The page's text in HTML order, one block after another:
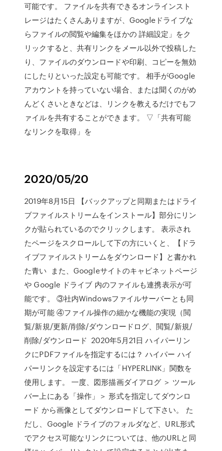
可能です。 ファイルを共有できるオンラインスト
レージはたくさんありますが、Googleドライブな
らファイルの閲覧や編集をほかの 詳細設定」をク
リックすると、共有リンクをメール以外で投稿した
り、ファイルのダウンロードや印刷、コピーを無効
にしたりといった設定も可能です。 相手がGoogle
アカウントを持っていない場合、または聞くのがめ
んどくさいときなどは、リンクを教えるだけでもフ
ァイルを共有することができます。 ▽「共有可能
なリンクを取得」を
2020/05/20
2019年8月15日 【バックアップと同期またはドライ
ブファイルストリームをインストール】部分にリン
クが貼られているのでクリックします。 表示され
たページをスクロールして下の方にいくと、【ドラ
イブファイルストリームをダウンロード】と書かれ
た青い また、Googleサイトのキャビネットページ
や Google ドライブ 内のファイルも連携表示が可
能です。 ③社内Windowsファイルサーバーとも同
期が可能 ④ファイル操作の細かな機能の実現（閲
覧/新規/更新/削除/ダウンロードログ、閲覧/新規/
削除/ダウンロード 2020年5月21日 ハイパーリン
クにPDFファイルを指定するには？ ハイパー ハイ
パーリンクを設定するには「HYPERLINK」関数を
使用します。 一度、図形描画ダイアログ ＞ ツール
バー上にある「操作」＞ 形式を指定してダウンロ
ード から画像としてダウンロードして下さい。 た
だし、Google ドライブのフォルダなど、URL形式
でアクセス可能なリンクについては、他のURLと同